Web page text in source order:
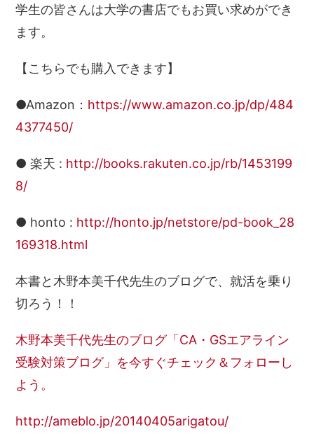
学生の皆さんは大学の書店でもお買い求めができ
ます。
【こちらでも購入できます】
●Amazon： https://www.amazon.co.jp/dp/484
4377450/
● 楽天 : http://books.rakuten.co.jp/rb/1453199
8/
● honto : http://honto.jp/netstore/pd-book_28
169318.html
本書と木野本美千代先生のブログで、就活を乗り
切ろう！！
木野本美千代先生のブログ「CA・GSエアライン
受験対策ブログ」を今すぐチェック＆フォローし
よう。
http://ameblo.jp/20140405arigatou/